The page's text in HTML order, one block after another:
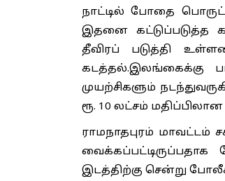
நாட்டில் போதை
இதனை கட்டுப்படுத்த
தீவிரப் படுத்தி
கடத்தல்.இலங்கைக்கு
முயற்சிகளும்
ரூ. 10 லட்சம்
ராமநாதபுரம் மாவட்டம்
இடத்திற்கு சென்று